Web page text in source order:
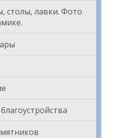
столы, лавки. Фото